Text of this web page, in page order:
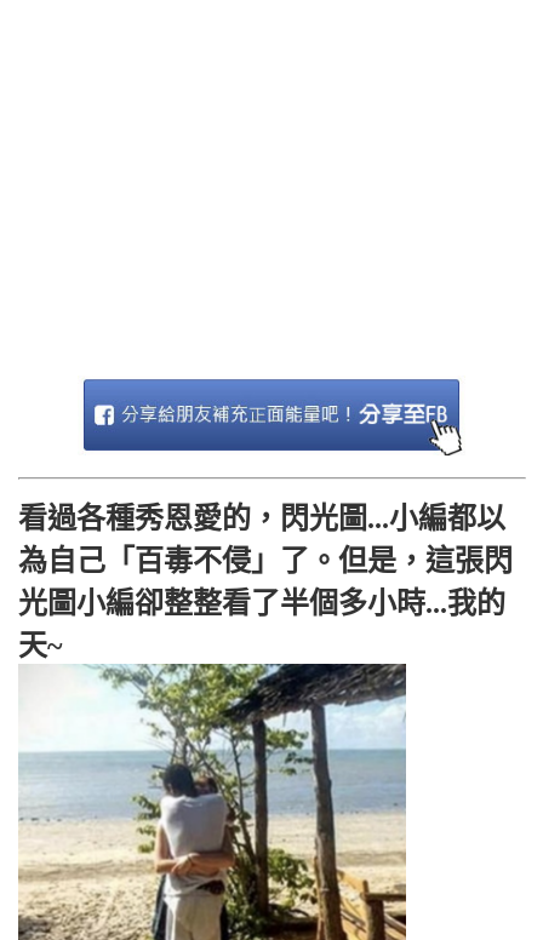
看過各種秀恩愛的，閃光圖...小編都以
為自己「百毒不侵」了。但是，這張閃
光圖小編卻整整看了半個多小時...我的
天~